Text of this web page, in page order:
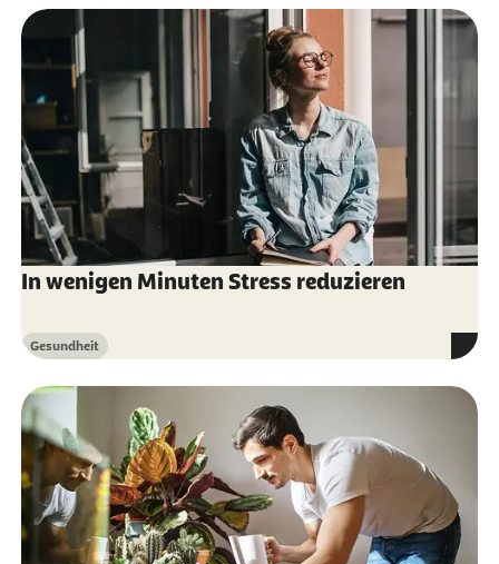
Aufklärung (Abruf 30.08.2020):
Stress und
Stressbewältigung
In wenigen Minuten Stress reduzieren
Kategorie
Gesundheit